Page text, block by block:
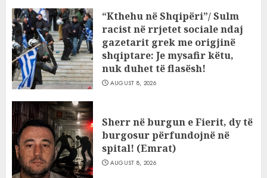
“Kthehu në Shqipëri”/ Sulm
racist në rrjetet sociale ndaj
gazetarit grek me origjinë
shqiptare: Je mysafir këtu,
nuk duhet të flasësh!
AUGUST 8, 2026
Sherr në burgun e Fierit, dy të
burgosur përfundojnë në
spital! (Emrat)
AUGUST 8, 2026